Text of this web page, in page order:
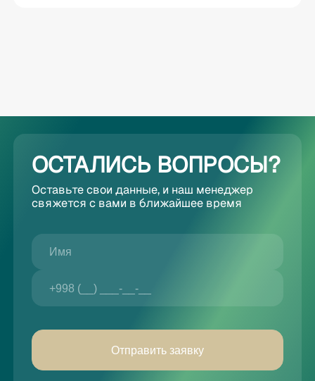
ОСТАЛИСЬ ВОПРОСЫ?
Оставьте свои данные, и наш менеджер
свяжется с вами в ближайшее время
Отправить заявку